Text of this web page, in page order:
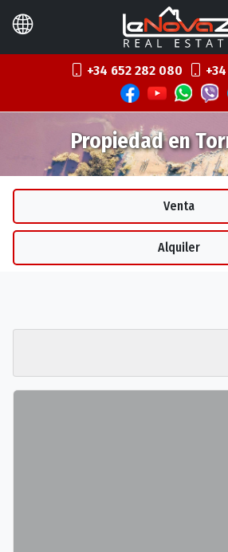
+34 652 282 080
Propiedad en
Venta
Alquiler